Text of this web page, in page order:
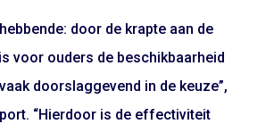
door de krapte aan de
voor ouders de beschikbaarheid
doorslaggevend in de keuze”,
“Hierdoor is de effectiviteit